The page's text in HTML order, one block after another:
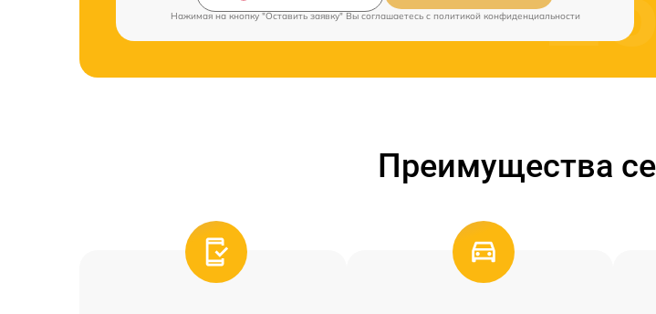
Нажимая на кнопку "Оставить заявку" Вы соглашаетесь c политикой конфиденциальности
Преимущества